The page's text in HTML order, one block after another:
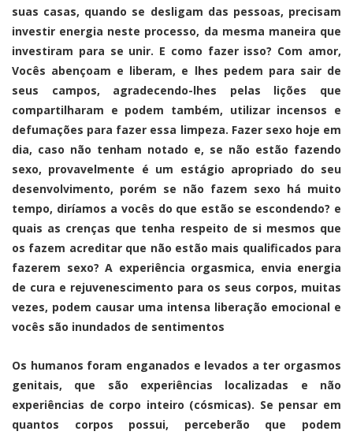
suas casas, quando se desligam das pessoas, precisam
investir energia neste processo, da mesma maneira que
investiram para se unir. E como fazer isso? Com amor,
Vocês abençoam e liberam, e lhes pedem para sair de
seus campos, agradecendo-lhes pelas lições que
compartilharam e podem também, utilizar incensos e
defumações para fazer essa limpeza. Fazer sexo hoje em
dia, caso não tenham notado e, se não estão fazendo
sexo, provavelmente é um estágio apropriado do seu
desenvolvimento, porém se não fazem sexo há muito
tempo, diríamos a vocês do que estão se escondendo? e
quais as crenças que tenha respeito de si mesmos que
os fazem acreditar que não estão mais qualificados para
fazerem sexo? A experiência orgasmica, envia energia
de cura e rejuvenescimento para os seus corpos, muitas
vezes, podem causar uma intensa liberação emocional e
vocês são inundados de sentimentos
Os humanos foram enganados e levados a ter orgasmos
genitais, que são experiências localizadas e não
experiências de corpo inteiro (cósmicas). Se pensar em
quantos corpos possui, perceberão que podem